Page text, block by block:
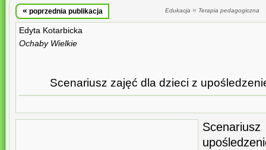
« poprzednia publikacja Edukacja » Terapia pedagogiczna
Edyta Kotarbicka
Ochaby Wielkie
Scenariusz zajęć dla dzieci z